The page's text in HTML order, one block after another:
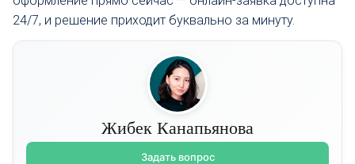
24/7, и решение приходит буквально за минуту.
Жибек Канапьянова
Задать вопрос